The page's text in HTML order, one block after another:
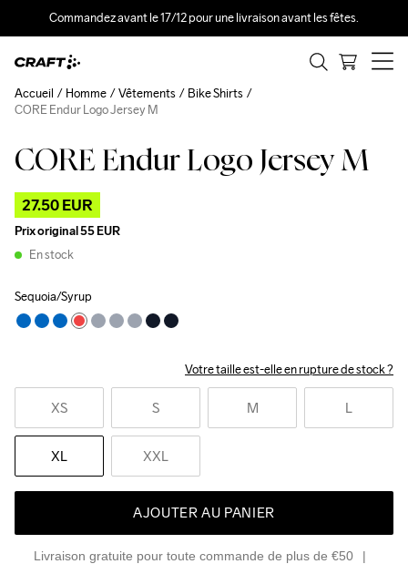
Commandez avant le 17/12 pour une livraison avant les fêtes.
CORE Endur Logo Jersey M
27.50 EUR
Prix original55 EUR
En stock
Sequoia/Syrup
Votre taille est-elle en rupture de stock ?
XS S M L
XL XXL
AJOUTER AU PANIER
Livraison gratuite pour toute commande de plus de €50
Accueil Homme Vêtements
Bike Shirts
CORE Endur Logo Jersey M
Outlet